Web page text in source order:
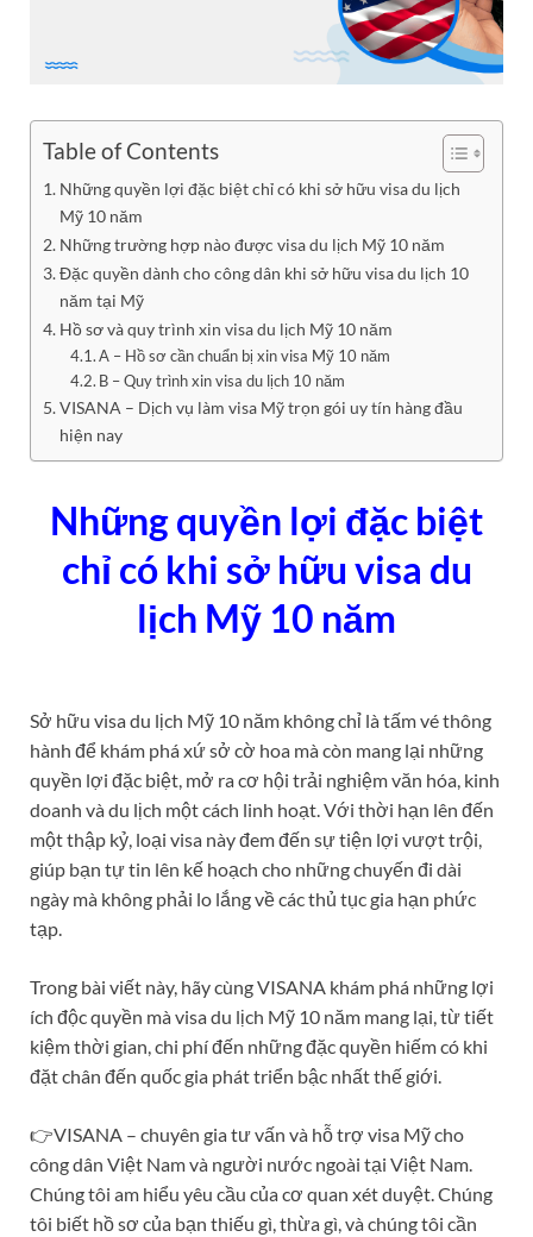
Table of Contents
Những quyền lợi đặc biệt chỉ có khi sở hữu visa du lịch
Mỹ 10 năm
Những trường hợp nào được visa du lịch Mỹ 10 năm
Đặc quyền dành cho công dân khi sở hữu visa du lịch 10
năm tại Mỹ
Hồ sơ và quy trình xin visa du lịch Mỹ 10 năm
A – Hồ sơ cần chuẩn bị xin visa Mỹ 10 năm
B – Quy trình xin visa du lịch 10 năm
VISANA – Dịch vụ làm visa Mỹ trọn gói uy tín hàng đầu
hiện nay
Những quyền lợi đặc biệt
chỉ có khi sở hữu visa du
lịch Mỹ 10 năm
Sở hữu visa du lịch Mỹ 10 năm không chỉ là tấm vé thông
hành để khám phá xứ sở cờ hoa mà còn mang lại những
quyền lợi đặc biệt, mở ra cơ hội trải nghiệm văn hóa, kinh
doanh và du lịch một cách linh hoạt. Với thời hạn lên đến
một thập kỷ, loại visa này đem đến sự tiện lợi vượt trội,
giúp bạn tự tin lên kế hoạch cho những chuyến đi dài
ngày mà không phải lo lắng về các thủ tục gia hạn phức
tạp.
Trong bài viết này, hãy cùng VISANA khám phá những lợi
ích độc quyền mà visa du lịch Mỹ 10 năm mang lại, từ tiết
kiệm thời gian, chi phí đến những đặc quyền hiếm có khi
đặt chân đến quốc gia phát triển bậc nhất thế giới.
👉VISANA – chuyên gia tư vấn và hỗ trợ visa Mỹ cho
công dân Việt Nam và người nước ngoài tại Việt Nam.
Chúng tôi am hiểu yêu cầu của cơ quan xét duyệt. Chúng
tôi biết hồ sơ của bạn thiếu gì, thừa gì, và chúng tôi cần